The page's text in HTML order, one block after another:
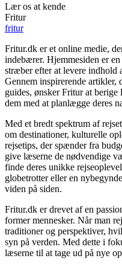
Lær os at kende
Fritur
fritur
Fritur.dk er et online medie,
indebærer. Hjemmesiden er
stræber efter at levere indhold
Gennem inspirerende artikler,
guides, ønsker Fritur at
dem med at planlægge deres
Med et bredt spektrum af
om destinationer, kulturelle
rejsetips, der spænder fra
give læserne de nødvendige
finde deres unikke
globetrotter eller en
viden på siden.
Fritur.dk er drevet af en
former mennesker. Når man
traditioner og perspektiver,
syn på verden. Med dette i
læserne til at tage ud på nye